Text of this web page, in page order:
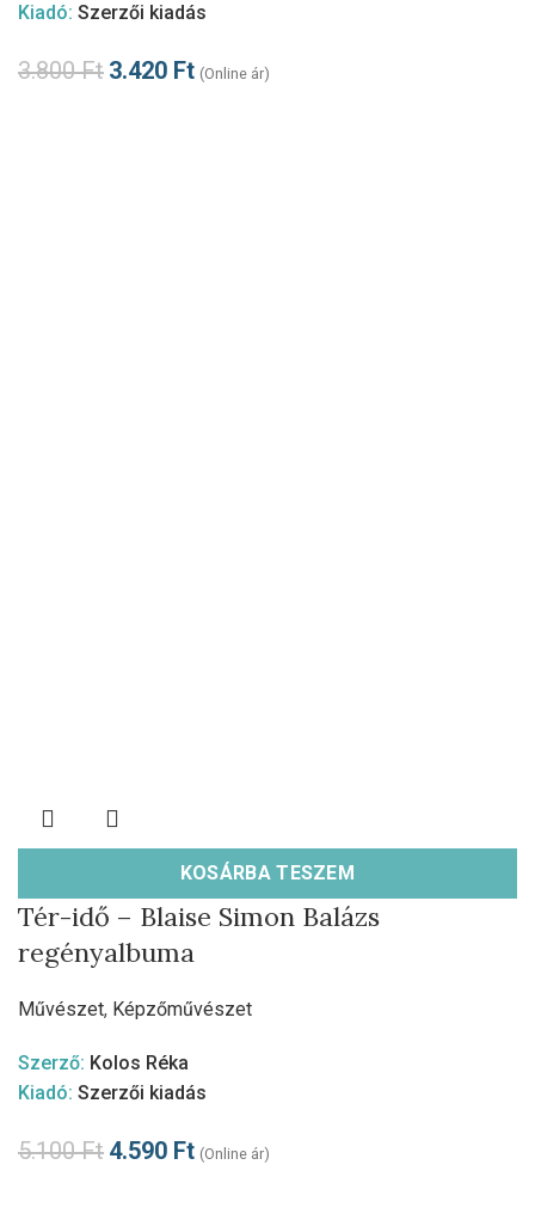
Kiadó: Szerzői kiadás
3.800Ft 3.420 Ft (Online ár)
KOSÁRBA TESZEM
Tér-idő – Blaise Simon Balázs
regényalbuma
Művészet, Képzőművészet
Szerző: Kolos Réka
Kiadó: Szerzői kiadás
5.100Ft 4.590 Ft (Online ár)